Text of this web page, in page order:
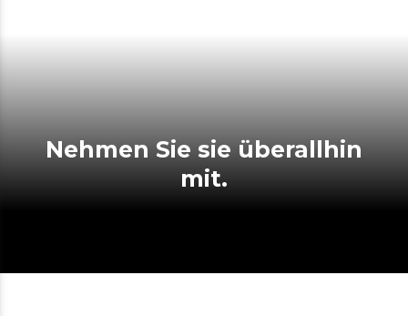
Nehmen Sie sie überallhin
mit.